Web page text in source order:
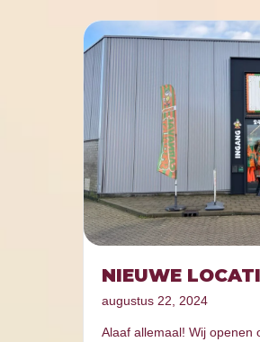
NIEUWE
augustus 22, 2024
Alaaf allemaal! Wij openen